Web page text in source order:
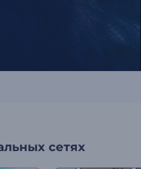
сетях